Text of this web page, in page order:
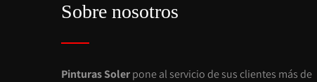
Sobre nosotros
Pinturas Solerpone al servicio de sus clientes más de